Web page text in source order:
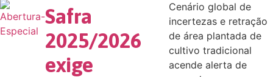
Safra
2025/2026
exige
Cenário global de
incertezas e retração
de área plantada de
cultivo tradicional
acende alerta de